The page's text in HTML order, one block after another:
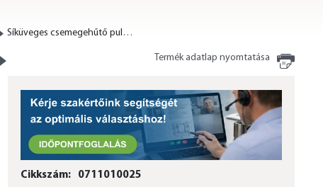
Síküveges csemegehűtő pultok beépített aggregátorral
Termék adatlap nyomtatása
Cikkszám:
0711010025